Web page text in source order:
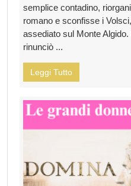
semplice contadino,
romano e sconfisse i
assediato sul Monte
rinunciò ...
Leggi Tutto